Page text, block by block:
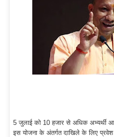
5 जुलाई को 10 हजार से अधिक अभ्यर्थी
इस योजना के अंतर्गत दाखिले के लिए प्रवेश